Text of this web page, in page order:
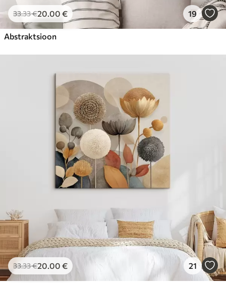
33.33€20.00 € 19
Abstraktsioon
33.33€20.00 € 21